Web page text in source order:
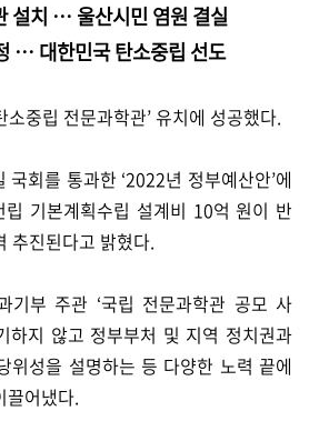
설치 … 울산시민 염원 결실
… 대한민국 탄소중립 선도
중립 전문과학관’ 유치에 성공했다.
회를 통과한 ‘2022년 정부예산안’에
기본계획수립 설계비 10억 원이 반
추진된다고 밝혔다.
기부 주관 ‘국립 전문과학관 공모 사
하지 않고 정부부처 및 지역 정치권과
위성을 설명하는 등 다양한 노력 끝에
끌어냈다.